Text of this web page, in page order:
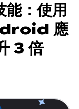
：使用
應
3 倍